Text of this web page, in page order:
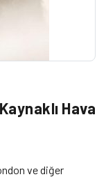
Hava
ve diğer